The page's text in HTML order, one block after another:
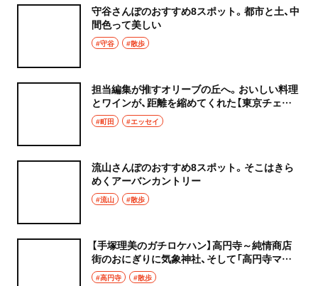
守谷さんぽのおすすめ8スポット。都市と土、中
間色って美しい
#守谷 #散歩
担当編集が推すオリーブの丘へ。おいしい料理
とワインが、距離を縮めてくれた【東京チェン
飯diary】
#町田 #エッセイ
流山さんぽのおすすめ8スポット。そこはきら
めくアーバンカントリー
#流山 #散歩
【手塚理美のガチロケハン】高円寺～純情商店
街のおにぎりに気象神社、そして「高円寺マシ
タ」へ！
#高円寺 #散歩